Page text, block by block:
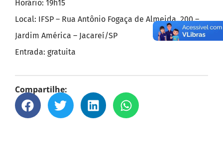
Horário: 19h15
Local: IFSP – Rua Antônio Fogaça de Almeida, 200 –
Jardim América – Jacareí/SP
Entrada: gratuita
Compartilhe: